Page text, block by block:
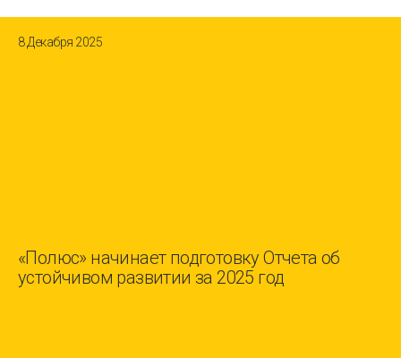
8 Декабря 2025
«Полюс» начинает подготовку Отчета об
устойчивом развитии за 2025 год